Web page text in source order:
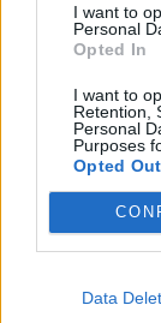
I want to
Personal
Opted In
I want to
Retention,
Personal
Purposes
Opted Out
Data
KEDVES
A keresett
tartozik,
Az előfizetés